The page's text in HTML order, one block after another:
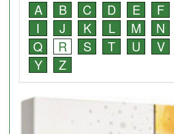
A B C D E F
I
J K L M N
Q
R S T U V
Y
Z